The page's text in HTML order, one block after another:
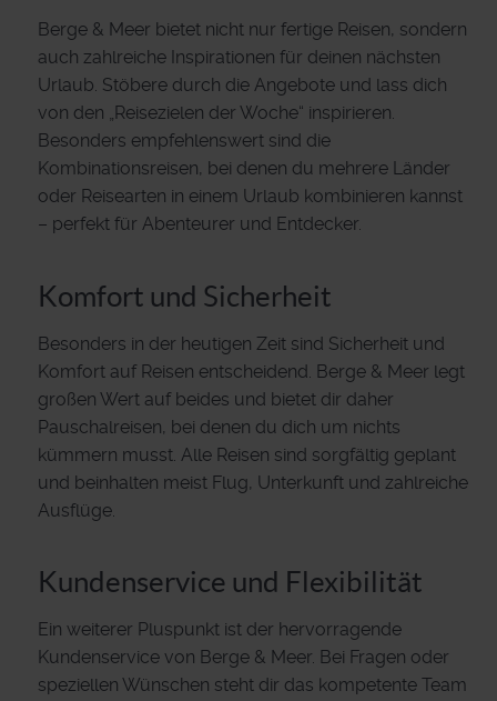
Berge & Meer bietet nicht nur fertige Reisen, sondern
auch zahlreiche Inspirationen für deinen nächsten
Urlaub. Stöbere durch die Angebote und lass dich
von den „Reisezielen der Woche“ inspirieren.
Besonders empfehlenswert sind die
Kombinationsreisen, bei denen du mehrere Länder
oder Reisearten in einem Urlaub kombinieren kannst
– perfekt für Abenteurer und Entdecker.
Komfort und Sicherheit
Besonders in der heutigen Zeit sind Sicherheit und
Komfort auf Reisen entscheidend. Berge & Meer legt
großen Wert auf beides und bietet dir daher
Pauschalreisen, bei denen du dich um nichts
kümmern musst. Alle Reisen sind sorgfältig geplant
und beinhalten meist Flug, Unterkunft und zahlreiche
Ausflüge.
Kundenservice und Flexibilität
Ein weiterer Pluspunkt ist der hervorragende
Kundenservice von Berge & Meer. Bei Fragen oder
speziellen Wünschen steht dir das kompetente Team